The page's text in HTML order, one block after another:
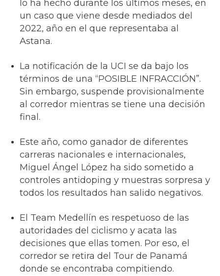
lo ha hecho durante los últimos meses, en
un caso que viene desde mediados del
2022, año en el que representaba al
Astana.
La notificación de la UCI se da bajo los
términos de una “POSIBLE INFRACCIÓN”.
Sin embargo, suspende provisionalmente
al corredor mientras se tiene una decisión
final.
Este año, como ganador de diferentes
carreras nacionales e internacionales,
Miguel Ángel López ha sido sometido a
controles antidoping y muestras sorpresa y
todos los resultados han salido negativos.
El Team Medellín es respetuoso de las
autoridades del ciclismo y acata las
decisiones que ellas tomen. Por eso, el
corredor se retira del Tour de Panamá
donde se encontraba compitiendo.